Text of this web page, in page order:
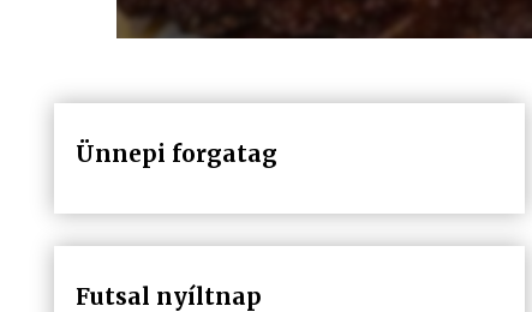
Ünnepi forgatag
Futsal nyíltnap